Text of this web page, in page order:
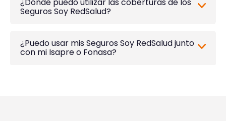
Seguros Soy RedSalud?
¿Puedo usar mis Seguros Soy RedSalud junto
con mi Isapre o Fonasa?